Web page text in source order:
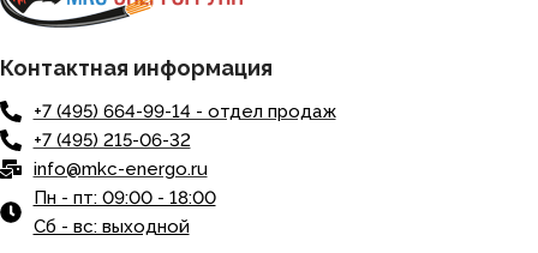
Контактная информация
+7 (495) 664-99-14 - отдел продаж
+7 (495) 215-06-32
info@mkc-energo.ru
Пн - пт: 09:00 - 18:00
Сб - вс: выходной